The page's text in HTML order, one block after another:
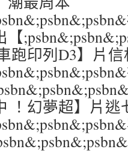
跑印列D3】片
！幻夢超】片逃